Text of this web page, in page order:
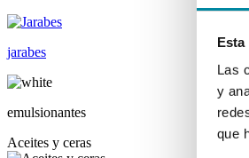
Las
y
que
jarabes
emulsionantes
Aceites y ceras